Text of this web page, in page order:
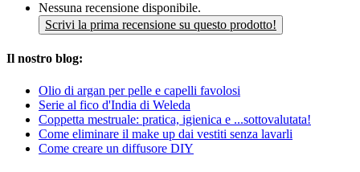
Nessuna recensione disponibile.
Scrivi la prima recensione su questo prodotto!
Il nostro blog:
Olio di argan per pelle e capelli favolosi
Serie al fico d'India di Weleda
Coppetta mestruale: pratica, igienica e ...sottovalutata!
Come eliminare il make up dai vestiti senza lavarli
Come creare un diffusore DIY